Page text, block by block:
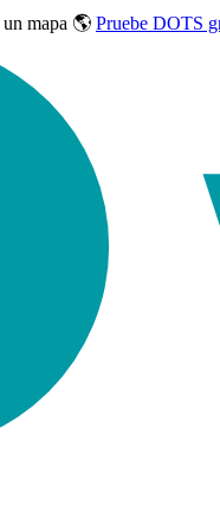
mapa 🌎 Pruebe DOTS